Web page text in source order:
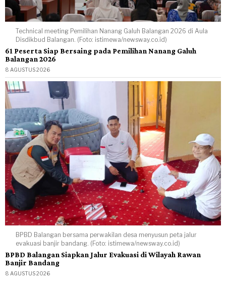
Technical meeting Pemilihan Nanang Galuh Balangan 2026 di Aula
Disdikbud Balangan. (Foto: istimewa/newsway.co.id)
61 Peserta Siap Bersaing pada Pemilihan Nanang Galuh
Balangan 2026
8 AGUSTUS 2026
BPBD Balangan bersama perwakilan desa menyusun peta jalur
evakuasi banjir bandang. (Foto: istimewa/newsway.co.id)
BPBD Balangan Siapkan Jalur Evakuasi di Wilayah Rawan
Banjir Bandang
8 AGUSTUS 2026